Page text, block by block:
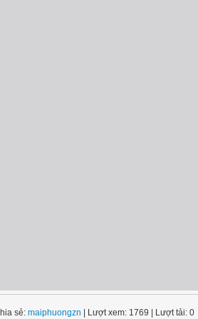
sẻ: maiphuongzn | Lượt xem: 1769 | Lượt tải: 0